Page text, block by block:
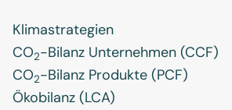
Klimastrategien
CO2-Bilanz Unternehmen (CCF)
CO2-Bilanz Produkte (PCF)
Ökobilanz (LCA)